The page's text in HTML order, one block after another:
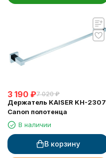
3 190 ₽7 020 ₽
Держатель KAISER KH-2307
Canon полотенца
В наличии
В корзину